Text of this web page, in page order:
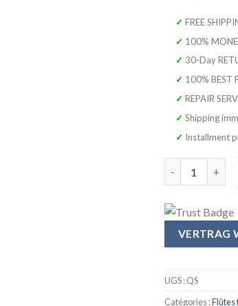
✓ FREE
✓ 100%
✓ 30-Day
✓ 100%
✓ REPAIR
✓ Shipping
✓ Installment
VERTRAG
UGS :QS
Catégories :Flûtes